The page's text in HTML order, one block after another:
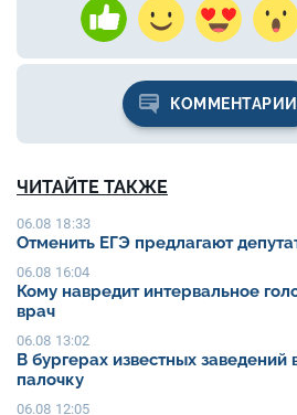
КОММЕНТАРИИ
ЧИТАЙТЕ ТАКЖЕ
06.08 18:33
Отменить ЕГЭ предлагают
06.08 16:04
Кому навредит интервальное
врач
06.08 13:02
В бургерах известных
палочку
06.08 12:05